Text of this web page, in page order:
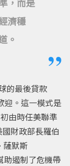
濟穩
。
的最後貸款
迎。這一模式是
由時任美聯準
財政部長羅伯
默斯
遏制了危機帶